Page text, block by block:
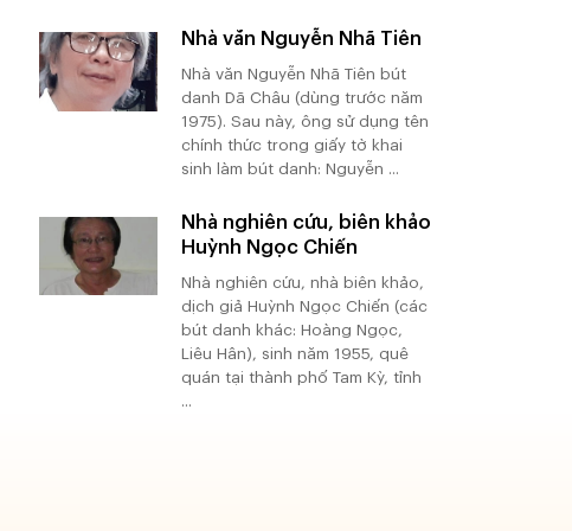
Nhà văn Nguyễn Nhã Tiên
Nhà văn Nguyễn Nhã Tiên bút
danh Dã Châu (dùng trước năm
1975). Sau này, ông sử dụng tên
chính thức trong giấy tờ khai
sinh làm bút danh: Nguyễn ...
Nhà nghiên cứu, biên khảo
Huỳnh Ngọc Chiến
Nhà nghiên cứu, nhà biên khảo,
dịch giả Huỳnh Ngọc Chiến (các
bút danh khác: Hoàng Ngọc,
Liêu Hân), sinh năm 1955, quê
quán tại thành phố Tam Kỳ, tỉnh
...